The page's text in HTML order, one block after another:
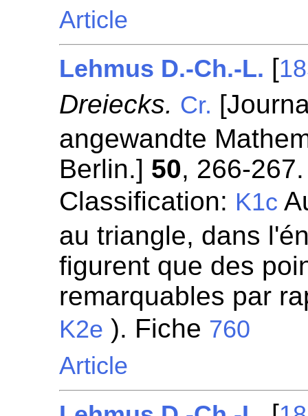
Article
Lehmus D.-Ch.-L. [
Dreiecks. Cr.
angewandte
Berlin.] 50, 266-267.
Classification: K1c
au triangle, dans
figurent que des
remarquables par
K2e ). Fiche 760
Article